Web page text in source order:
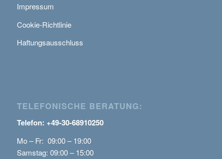
Impressum
Cookie-Richtlinie
Haftungsausschluss
TELEFONISCHE BERATUNG:
Telefon: +49-30-68910250
Mo – Fr: 09:00 – 19:00
Samstag: 09:00 – 15:00